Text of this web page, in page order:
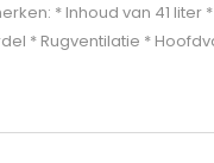
* Inhoud van 41 liter
* Rugventilatie *